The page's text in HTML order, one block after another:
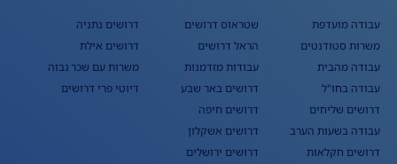
עבודה מועדפת
משרות סטודנטים
עבודה מהבית
עבודה בחו"ל
דרושים שליחים
עבודה בשעות הערב
דרושים חקלאות
שטראוס דרושים
הראל דרושים
עבודות מזדמנות
דרושים באר שבע
דרושים חיפה
דרושים אשקלון
דרושים ירושלים
דרושים נתניה
דרושים אילת
משרות עם שכר גבוה
דיוטי פרי דרושים